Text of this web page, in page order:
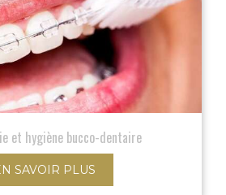
et hygiène bucco-dentaire
SAVOIR PLUS